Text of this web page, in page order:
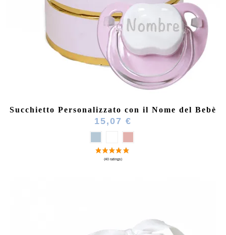
Succhietto Personalizzato con il Nome del Bebè
15,07 €